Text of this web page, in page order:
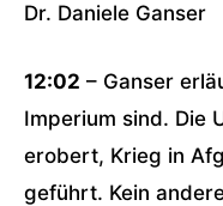
Dr. Daniele Ganser
12:02 – Ganser
Imperium sind. Die
erobert, Krieg in
geführt. Kein